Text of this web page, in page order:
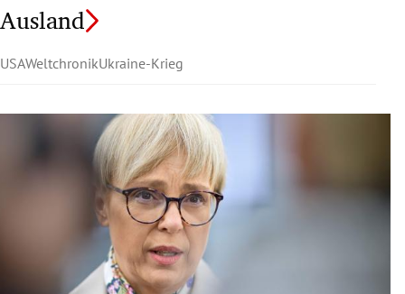
Ausland
USAWeltchronikUkraine-Krieg